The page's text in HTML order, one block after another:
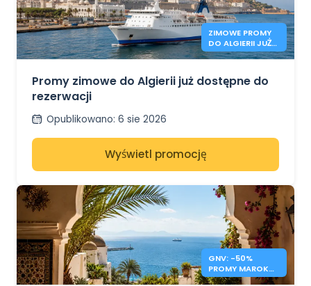
ZIMOWE PROMY
DO ALGIERII JUŻ
OTWARTE
Promy zimowe do Algierii już dostępne do
rezerwacji
Opublikowano: 6 sie 2026
Wyświetl promocję
GNV: -50%
PROMY MAROKO,
TUNEZJA,